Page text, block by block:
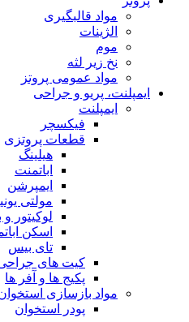
مواد قالبگیری
الژینات
موم
نخ زیر لثه
مواد عمومی پروتز
ایمپلنت، پریو و جراحی
ایمپلنت
فیکسچر
قطعات پروتزی
هیلینگ
اباتمنت
ایمپرشن
مولتی
لوکیتور و
اسکن
تای بیس
کیت های
پکیج ها و آفر ها
مواد بازسازی
پودر استخوان